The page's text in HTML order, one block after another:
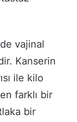
vajinal
Kanserin
ile kilo
farklı bir
bir